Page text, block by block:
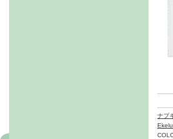
ナプ